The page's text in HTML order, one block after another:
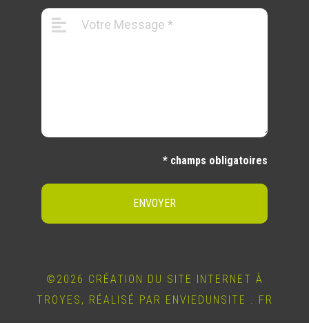
* champs obligatoires
ENVOYER
©2026 CRÉATION DU SITE INTERNET À
TROYES, RÉALISÉ PAR ENVIEDUNSITE . FR